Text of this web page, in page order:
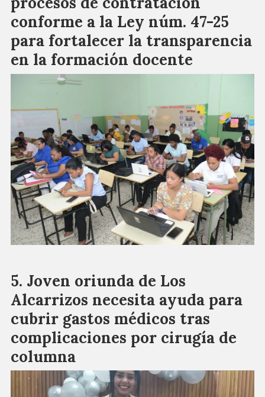
conforme a la Ley núm. 47-25
para fortalecer la transparencia
en la formación docente
Joven oriunda de Los
Alcarrizos necesita ayuda para
cubrir gastos médicos tras
complicaciones por cirugía de
columna